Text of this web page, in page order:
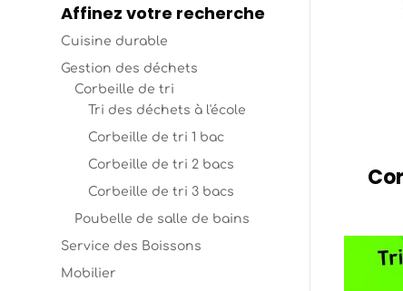
Affinez votre recherche
Cuisine durable
Gestion des déchets
Corbeille de tri
Tri des déchets à l'école
Corbeille de tri 1 bac
Corbeille de tri 2 bacs
Corbeille de tri 3 bacs
Poubelle de salle de bains
Service des Boissons
Mobilier